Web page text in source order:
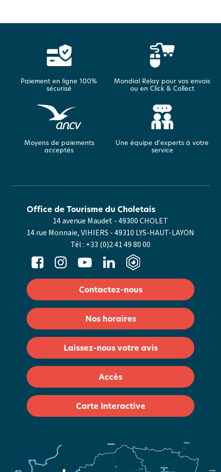
Paiement en ligne 100%
sécurisé
Mondial Relay pour vos envois
ou en Click & Collect
Moyens de paiements
acceptés
Une équipe d'experts à votre
service
14 avenue Maudet - 49300 CHOLET
14 rue Monnaie, VIHIERS - 49310 LYS-HAUT-LAYON
Tél : +33 (0)2 41 49 80 00
Office de Tourisme du Choletais
Contactez-nous
Nos horaires
Laissez-nous votre avis
Accès
Carte Interactive